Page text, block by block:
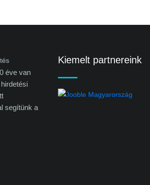
éve van
segítünk a
Kiemelt partnereink